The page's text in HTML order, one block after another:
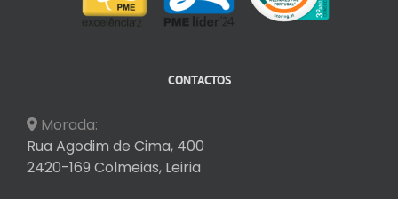
CONTACTOS
Morada:
Rua Agodim de Cima, 400
2420-169 Colmeias, Leiria